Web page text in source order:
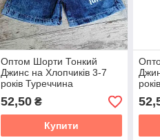
Оптом Шорти Тонкий
Джинс на Хлопчиків 3-7
років Туреччина
52,50₴
Купити